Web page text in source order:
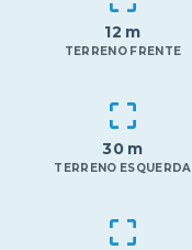
12 m
TERRENO FRENTE
30 m
TERRENO ESQUERDA